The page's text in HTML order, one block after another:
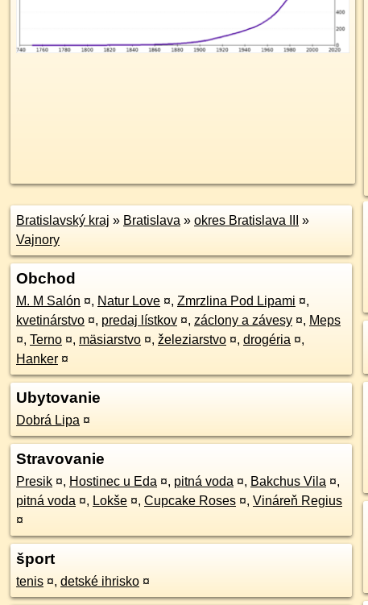
Bratislavský kraj » Bratislava » okres Bratislava III
»
Vajnory
Obchod
M. M Salón ¤, Natur Love ¤, Zmrzlina Pod Lipami ¤,
kvetinárstvo ¤, predaj lístkov ¤, záclony a závesy ¤, Meps
¤, Terno ¤, mäsiarstvo ¤, železiarstvo ¤, drogéria ¤,
Hanker ¤
Ubytovanie
Dobrá Lipa ¤
Stravovanie
Presik ¤, Hostinec u Eda ¤, pitná voda ¤, Bakchus Vila ¤,
pitná voda ¤, Lokše ¤, Cupcake Roses ¤, Vináreň Regius
¤
šport
tenis ¤, detské ihrisko ¤